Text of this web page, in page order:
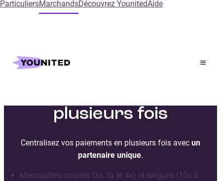
ParticuliersMarchandsDécouvrez YounitedAide
Votre partenaire pour
plusieurs fois
Centralisez vos paiements en plusieurs fois avec un
partenaire unique.
Mensualités courtes (2x, 3x et 4x) et longues (10x à